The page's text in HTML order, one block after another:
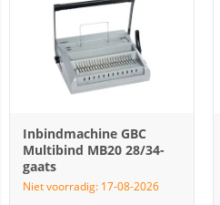
Inbindmachine GBC
Multibind MB20 28/34-
gaats
Niet voorradig: 17-08-2026